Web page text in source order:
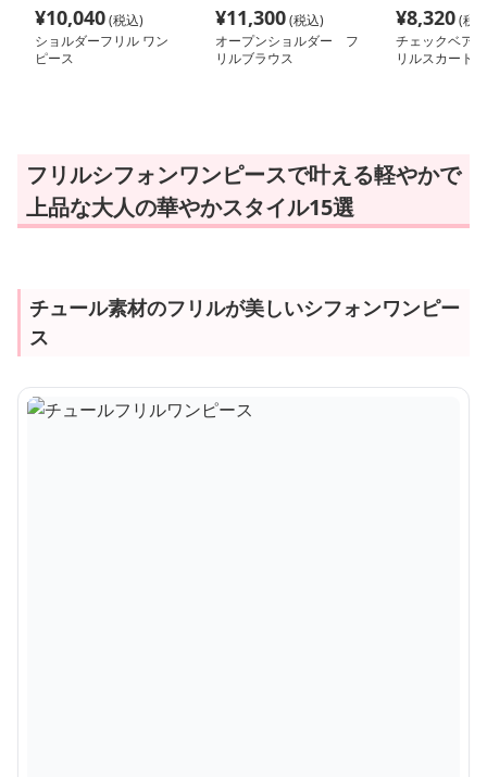
¥10,040(税込)
ショルダーフリル ワン
ピース
¥11,300(税込)
オープンショルダー フ
リルブラウス
¥8,320(税
チェックベア
リルスカート
フリルシフォンワンピースで叶える軽やかで
上品な大人の華やかスタイル15選
チュール素材のフリルが美しいシフォンワンピー
ス